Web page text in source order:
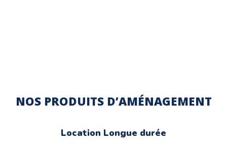
NOS PRODUITS D’AMÉNAGEMENT
Location Longue durée